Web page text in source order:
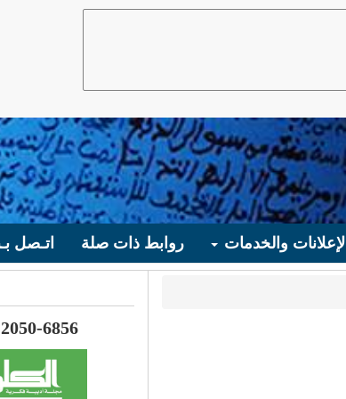
الإعلانات والخدمات روابط ذات صلة اتـصل
6856